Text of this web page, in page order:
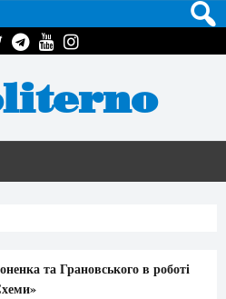
та Грановського в роботі